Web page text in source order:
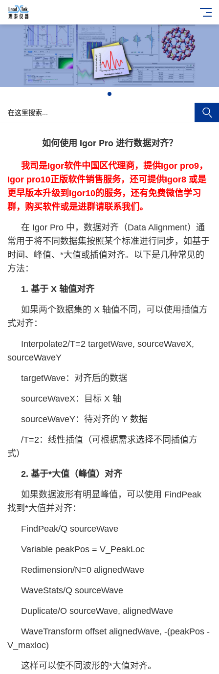
如何使用 Igor Pro 进行数据对齐？
我司是Igor软件中国区代理商，提供Igor pro9，
Igor pro10正版软件销售服务，还可提供Igor8 或是
更早版本升级到Igor10的服务，还有免费微信学习
群，购买软件或是进群请联系我们。
在 Igor Pro 中，数据对齐（Data Alignment）通
常用于将不同数据集按照某个标准进行同步，如基于
时间、峰值、*大值或插值对齐。以下是几种常见的
方法：
1. 基于 X 轴值对齐
如果两个数据集的 X 轴值不同，可以使用插值方
式对齐：
Interpolate2/T=2 targetWave, sourceWaveX,
sourceWaveY
targetWave：对齐后的数据
sourceWaveX：目标 X 轴
sourceWaveY：待对齐的 Y 数据
/T=2：线性插值（可根据需求选择不同插值方
式）
2. 基于*大值（峰值）对齐
如果数据波形有明显峰值，可以使用 FindPeak
找到*大值并对齐：
FindPeak/Q sourceWave
Variable peakPos = V_PeakLoc
Redimension/N=0 alignedWave
WaveStats/Q sourceWave
Duplicate/O sourceWave, alignedWave
WaveTransform offset alignedWave, -(peakPos -
V_maxloc)
这样可以使不同波形的*大值对齐。